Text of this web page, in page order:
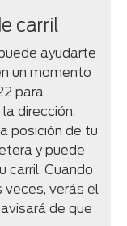
carril
ayudarte
un momento
para
dirección,
posición de tu
y puede
carril. Cuando
veces, verás el
de que